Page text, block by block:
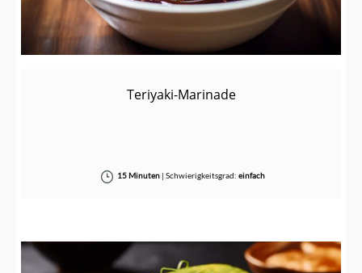
Teriyaki-Marinade
15 Minuten |Schwierigkeitsgrad:einfach